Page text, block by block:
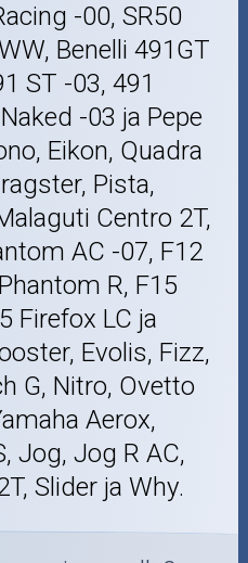
-00, SR50
Benelli 491GT
ST -03, 491
-03 ja Pepe
Eikon, Quadra
Pista,
Centro 2T,
AC -07, F12
R, F15
Firefox LC ja
Evolis, Fizz,
G, Nitro, Ovetto
Aerox,
Jog, Jog R AC,
Slider ja Why.